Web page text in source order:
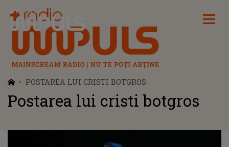
Radio Impuls
POSTAREA LUI CRISTI BOTGROS
Postarea lui cristi botgros